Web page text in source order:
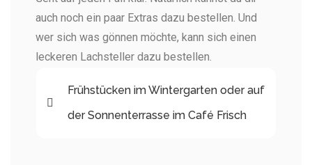
auch noch ein paar Extras dazu bestellen. Und
wer sich was gönnen möchte, kann sich einen
leckeren Lachsteller dazu bestellen.
Frühstücken im Wintergarten oder auf
der Sonnenterrasse im Café Frisch